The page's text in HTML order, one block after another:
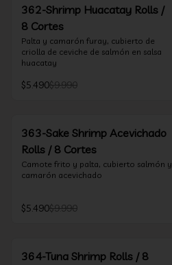
362-Shrimp Huacatay Rolls /
8 Cortes
Palta y camarón furay, cubierto de
criolla de ceviche de salmón en salsa
huacatay
$5.490$9.990
363-Sake Shrimp Acevichado
Rolls / 8 Cortes
Camote frito y palta, cubierto salmón y
camarón acevichado
$5.490$9.990
364-Tuna Shrimp Rolls / 8